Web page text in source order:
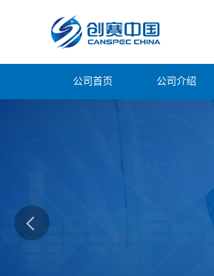
公司首页 公司介绍